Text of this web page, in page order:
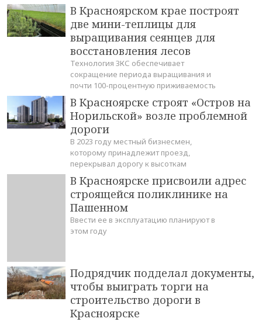
В Красноярском крае построят
две мини-теплицы для
выращивания сеянцев для
восстановления лесов
Технология ЗКС обеспечивает
сокращение периода выращивания и
почти 100-процентную приживаемость
В Красноярске строят «Остров на
Норильской» возле проблемной
дороги
В 2023 году местный бизнесмен,
которому принадлежит проезд,
перекрывал дорогу к высоткам
В Красноярске присвоили адрес
строящейся поликлинике на
Пашенном
Ввести ее в эксплуатацию планируют в
этом году
Подрядчик подделал документы,
чтобы выиграть торги на
строительство дороги в
Красноярске